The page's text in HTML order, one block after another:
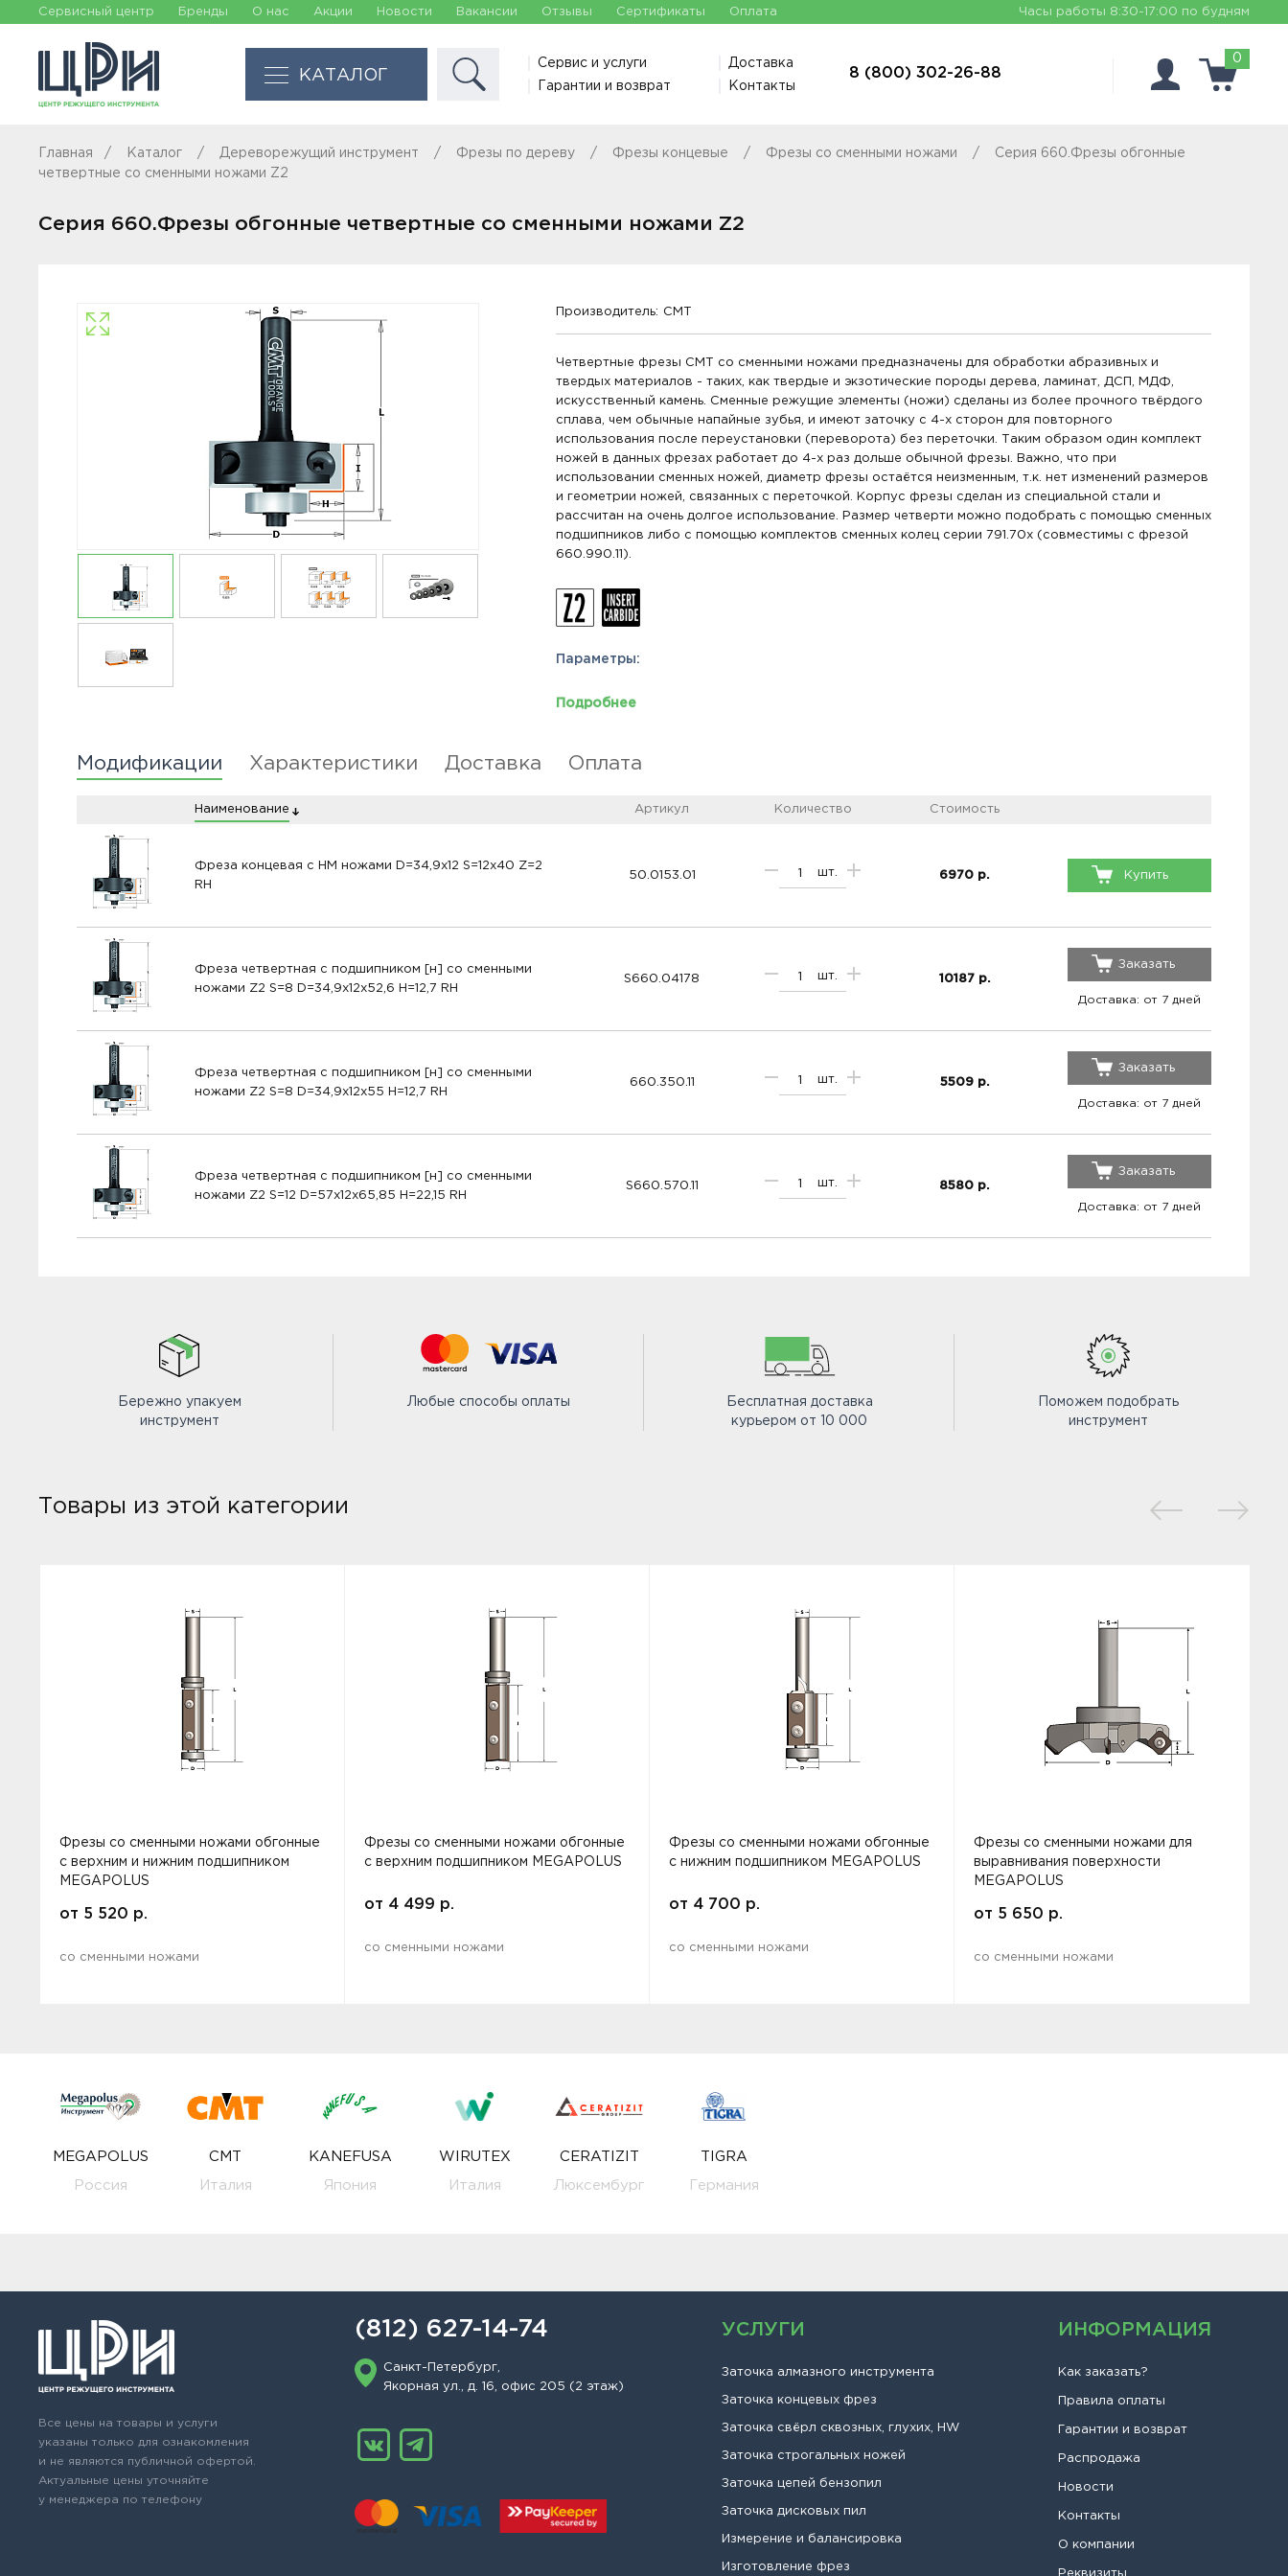
Сервисный центр Бренды О нас Акции Новости Вакансии Отзывы Сертификаты Оплата Часы работы 8:30-17:00 по будням
КАТАЛОГ
Сервис и услуги
Гарантии и возврат
Доставка
Контакты
8 (800) 302-26-88
0
Главная Каталог Дереворежущий инструмент Фрезы по дереву Фрезы концевые Фрезы со сменными ножами
Серия 660.Фрезы обгонные
четвертные со сменными ножами Z2
Серия 660.Фрезы обгонные четвертные со сменными ножами Z2
Производитель: CMT
Четвертные фрезы CMT со сменными ножами предназначены для обработки абразивных и
твердых материалов - таких, как твердые и экзотические породы дерева, ламинат, ДСП, МДФ,
искусственный камень. Сменные режущие элементы (ножи) сделаны из более прочного твёрдого
сплава, чем обычные напайные зубья, и имеют заточку с 4-х сторон для повторного
использования после переустановки (переворота) без переточки. Таким образом один комплект
ножей в данных фрезах работает до 4-х раз дольше обычной фрезы. Важно, что при
использовании сменных ножей, диаметр фрезы остаётся неизменным, т.к. нет изменений размеров
и геометрии ножей, связанных с переточкой. Корпус фрезы сделан из специальной стали и
рассчитан на очень долгое использование. Размер четверти можно подобрать с помощью сменных
подшипников либо с помощью комплектов сменных колец серии 791.70x (совместимы с фрезой
660.990.11).
Параметры:
Подробнее
Модификации Характеристики Доставка Оплата
Наименование Артикул Количество Стоимость
Фреза концевая с HM ножами D=34,9х12 S=12х40 Z=2
RH
50.0153.01 шт. 6970 р. Купить
Фреза четвертная с подшипником [н] со сменными
ножами Z2 S=8 D=34,9x12x52,6 H=12,7 RH
S660.04178 шт. 10187 р.
Заказать
Доставка: от 7 дней
Фреза четвертная с подшипником [н] со сменными
ножами Z2 S=8 D=34,9x12x55 H=12,7 RH
660.350.11 шт. 5509 р.
Заказать
Доставка: от 7 дней
Фреза четвертная с подшипником [н] со сменными
ножами Z2 S=12 D=57x12x65,85 H=22,15 RH
S660.570.11 шт. 8580 р.
Заказать
Доставка: от 7 дней
Бережно упакуем
инструмент
Любые способы оплаты
Бесплатная доставка
курьером от 10 000
Поможем подобрать
инструмент
Товары из этой категории
Фрезы со сменными ножами обгонные
с верхним и нижним подшипником
MEGAPOLUS
от 5 520 р.
со сменными ножами
Фрезы со сменными ножами обгонные
с верхним подшипником MEGAPOLUS
от 4 499 р.
со сменными ножами
Фрезы со сменными ножами обгонные
с нижним подшипником MEGAPOLUS
от 4 700 р.
со сменными ножами
Фрезы со сменными ножами для
выравнивания поверхности
MEGAPOLUS
от 5 650 р.
со сменными ножами
MEGAPOLUS
Россия
CMT
Италия
KANEFUSA
Япония
WIRUTEX
Италия
CERATIZIT
Люксембург
TIGRA
Германия
Все цены на товары и услуги
указаны только для ознакомления
и не являются публичной офертой.
Актуальные цены уточняйте
у менеджера по телефону
(812) 627-14-74
Санкт-Петербург,
Якорная ул., д. 16, офис 205 (2 этаж)
УСЛУГИ
Заточка алмазного инструмента
Заточка концевых фрез
Заточка свёрл сквозных, глухих, HW
Заточка строгальных ножей
Заточка цепей бензопил
Заточка дисковых пил
Измерение и балансировка
Изготовление фрез
ИНФОРМАЦИЯ
Как заказать?
Правила оплаты
Гарантии и возврат
Распродажа
Новости
Контакты
О компании
Реквизиты